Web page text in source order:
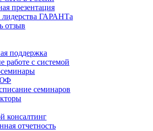
презентация
лидерства ГАРАНТа
отзыв
поддержка
работе с системой
семинаров
консалтинг
отчетность